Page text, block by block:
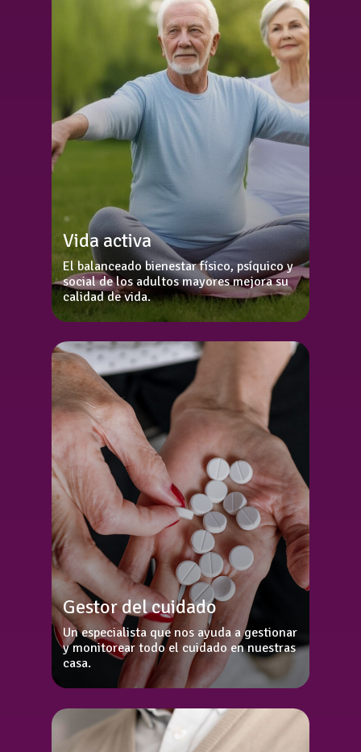
Vida activa
El balanceado bienestar físico, psíquico y
social de los adultos mayores mejora su
calidad de vida.
Gestor del cuidado
Un especialista que nos ayuda a gestionar
y monitorear todo el cuidado en nuestras
casa.